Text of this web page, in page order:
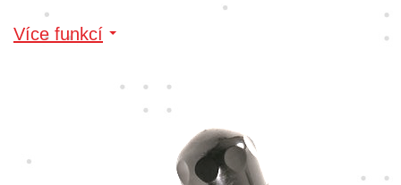
Více funkcí